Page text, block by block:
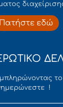
Πατήστε εδώ
!